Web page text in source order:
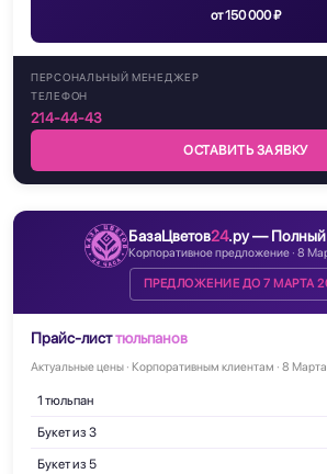
от 150 000 ₽
ПЕРСОНАЛЬНЫЙ МЕНЕДЖЕР
ТЕЛЕФОН
214-44-43
ОСТАВИТЬ ЗАЯВКУ
БазаЦветов24.ру — Полный
Корпоративное предложение · 8
ПРЕДЛОЖЕНИЕ ДО 7 МАРТА
Прайс-листтюльпанов
Актуальные цены · Корпоративным клиентам · 8
1 тюльпан
Букет из 3
Букет из 5